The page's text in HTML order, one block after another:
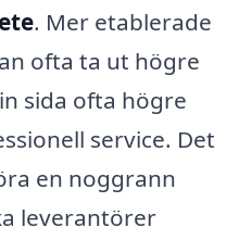
. Mer etablerade
ofta ta ut högre
sida ofta högre
service. Det
en noggrann
leverantörer